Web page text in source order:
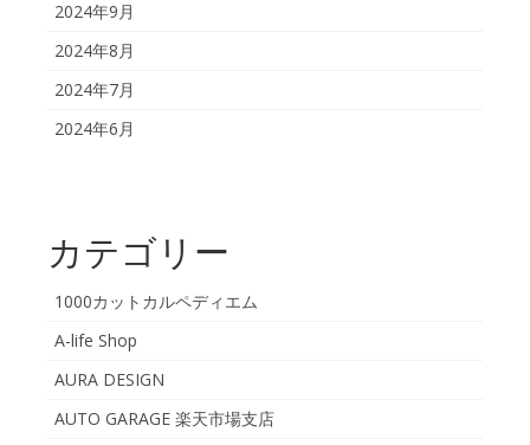
2024年9月
2024年8月
2024年7月
2024年6月
カテゴリー
1000カットカルペディエム
A-life Shop
AURA DESIGN
AUTO GARAGE 楽天市場支店